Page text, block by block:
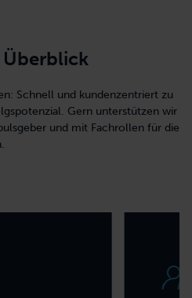
Schnell und kundenzentriert zu
Gern unterstützen wir
und mit Fachrollen für die